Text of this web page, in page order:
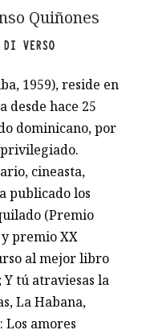
Quiñones
DI VERSO
1959), reside en
desde hace 25
dominicano, por
cineasta,
publicado los
(Premio
y premio XX
al mejor libro
Y tú atraviesas la
La Habana,
Los amores